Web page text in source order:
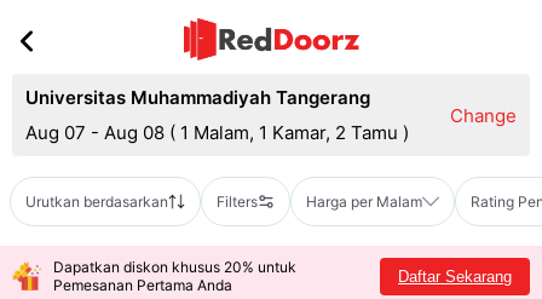
Universitas Muhammadiyah Tangerang
Aug 07 - Aug 08 ( 1 Malam, 1 Kamar, 2 Tamu )
Change
Urutkan berdasarkan Filters Harga per Malam Rating
Dapatkan diskon khusus 20% untuk
Pemesanan Pertama Anda
Daftar Sekarang